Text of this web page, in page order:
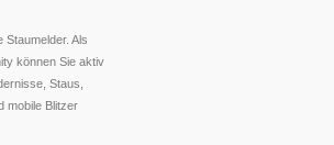
Staumelder. Als
können Sie aktiv
Staus,
mobile Blitzer